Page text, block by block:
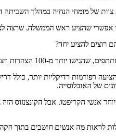
אפשרי שהציע ראש הממשלה, שרצה
רוצים להציע יחד?
אנשי הקריפטו. אבל הקונצנזוס
לראות מה אנשים חושבים בתוך